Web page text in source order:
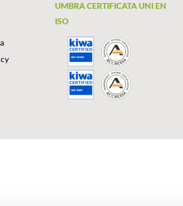
UMBRA CERTIFICATA UNI EN
ISO